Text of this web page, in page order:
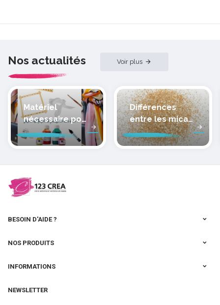
Nos actualités Voir plus
Matériel
nécessaire pour
peindre la soie
Différences
entre les micas
des pâtes
polymères
BESOIN D'AIDE ?
NOS PRODUITS
INFORMATIONS
NEWSLETTER